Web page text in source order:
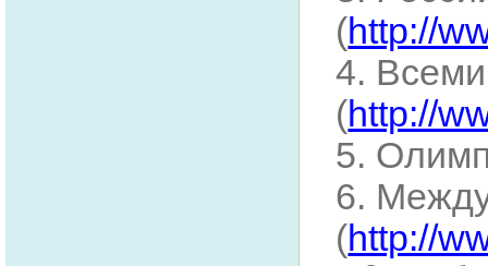
(http://
4.
(http://
5.
6.
(http://